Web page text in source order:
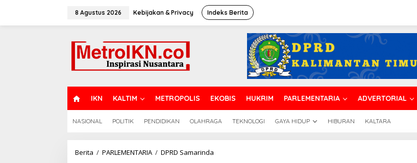
8 Agustus 2026 Kebijakan & Privacy Indeks Berita
O
M
IKN KALTIM METROPOLIS EKOBIS HUKRIM PARLEMENTARIA ADVERTORIAL
NASIONAL POLITIK PENDIDIKAN OLAHRAGA TEKNOLOGI GAYA HIDUP HIBURAN KALTARA
Berita / PARLEMENTARIA / DPRD Samarinda